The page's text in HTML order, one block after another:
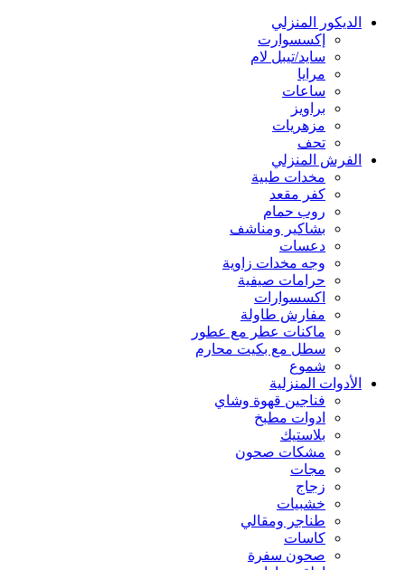
الديكور المنزلي
إكسسوارت
سايد/تيبل لام
مرايا
ساعات
براويز
مزهريات
تحف
الفرش المنزلي
مخدات طبية
كفر مقعد
روب حمام
بشاكير ومناشف
دعسات
وجه مخدات زاوية
حرامات صيفية
اكسسوارات
مفارش طاولة
ماكنات عطر مع عطور
سطل مع بكيت محارم
شموع
الأدوات المنزلية
فناجين قهوة وشاي
ادوات مطبخ
بلاستيك
مشكات صحون
مجات
زجاج
خشبيات
طناجر ومقالي
كاسات
صحون سفرة